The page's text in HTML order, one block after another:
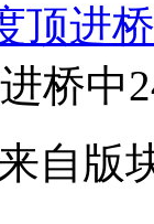
顶进
桥中
自版